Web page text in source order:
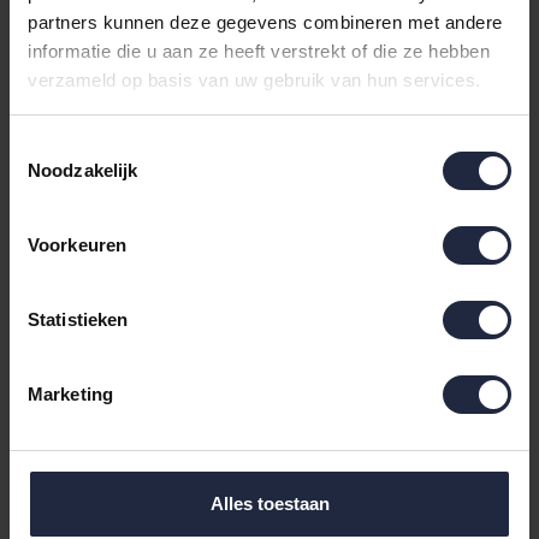
partners kunnen deze gegevens combineren met andere
informatie die u aan ze heeft verstrekt of die ze hebben
verzameld op basis van uw gebruik van hun services.
Noodzakelijk
Voorkeuren
Statistieken
Marketing
Alles toestaan
119,95 119,95
damesbadjas met
XL
badjas met capuchon